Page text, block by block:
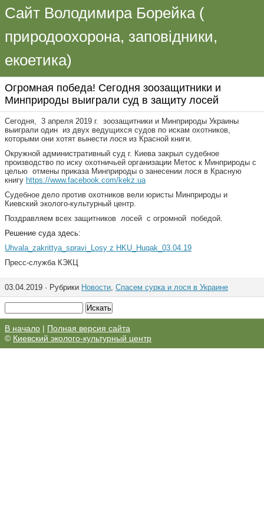
Сайт Володимира Борейка (
природоохорона, заповідники,
екоетика)
Огромная победа! Сегодня зоозащитники и
Минприроды выиграли суд в защиту лосей
Сегодня, 3 апреля 2019 г. зоозащитники и Минприроды Украины
выиграли один из двух ведущихся судов по искам охотников,
которыми они хотят вынести лося из Красной книги.
Окружной административный суд г. Киева закрыл судебное
производство по иску охотничьей организации Метос к Минприроды с
целью отмены приказа Минприроды о занесении лося в Красную
книгу https://www.facebook.com/kekz.ua
Судебное дело против охотников вели юристы Минприроды и
Киевский эколого-культурный центр.
Поздравляем всех защитников лосей с огромной победой.
Решение суда здесь:
Uhvala_zakrittya_spravi_Losy z HKU_Huqak_03.04.19
Пресс-служба КЭКЦ
03.04.2019 · Рубрики Новости, Спасем сурка и лося в Украине
В начало | Полная версия сайта
© Киевский эколого-культурный центр